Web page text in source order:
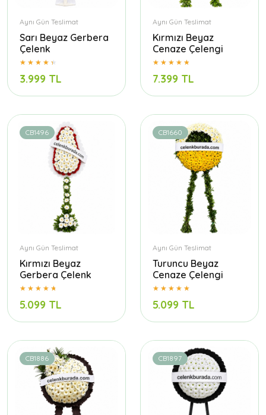
Aynı Gün Teslimat
Sarı Beyaz Gerbera
Çelenk
3.999 TL
Aynı Gün Teslimat
Kırmızı Beyaz
Cenaze Çelengi
7.399 TL
CB1496
Aynı Gün Teslimat
Kırmızı Beyaz
Gerbera Çelenk
5.099 TL
CB1660
Aynı Gün Teslimat
Turuncu Beyaz
Cenaze Çelengi
5.099 TL
CB1886 CB1897